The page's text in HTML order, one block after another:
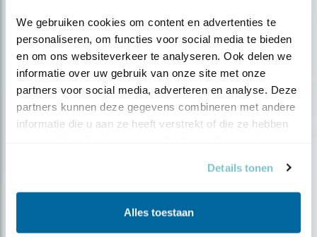
We gebruiken cookies om content en advertenties te
personaliseren, om functies voor social media te bieden
en om ons websiteverkeer te analyseren. Ook delen we
informatie over uw gebruik van onze site met onze
partners voor social media, adverteren en analyse. Deze
partners kunnen deze gegevens combineren met andere
informatie die u aan ze heeft verstrekt of die ze hebben
Details tonen
Alles toestaan